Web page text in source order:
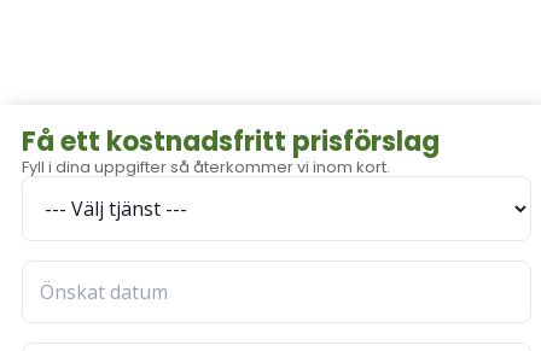
Få ett kostnadsfritt prisförslag
Fyll i dina uppgifter så återkommer vi inom kort.